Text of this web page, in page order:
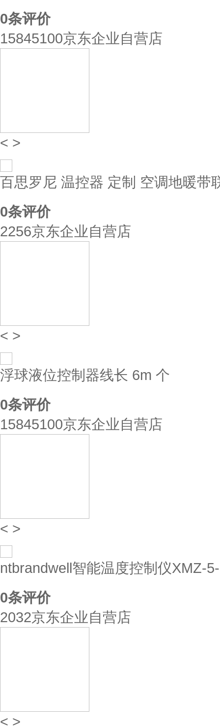
0条评价
15845100京东企业自营店
< >
百思罗尼 温控器 定制 空调地暖带
0条评价
2256京东企业自营店
< >
浮球液位控制器线长 6m 个
0条评价
15845100京东企业自营店
< >
ntbrandwell智能温度控制仪XMZ-
0条评价
2032京东企业自营店
< >